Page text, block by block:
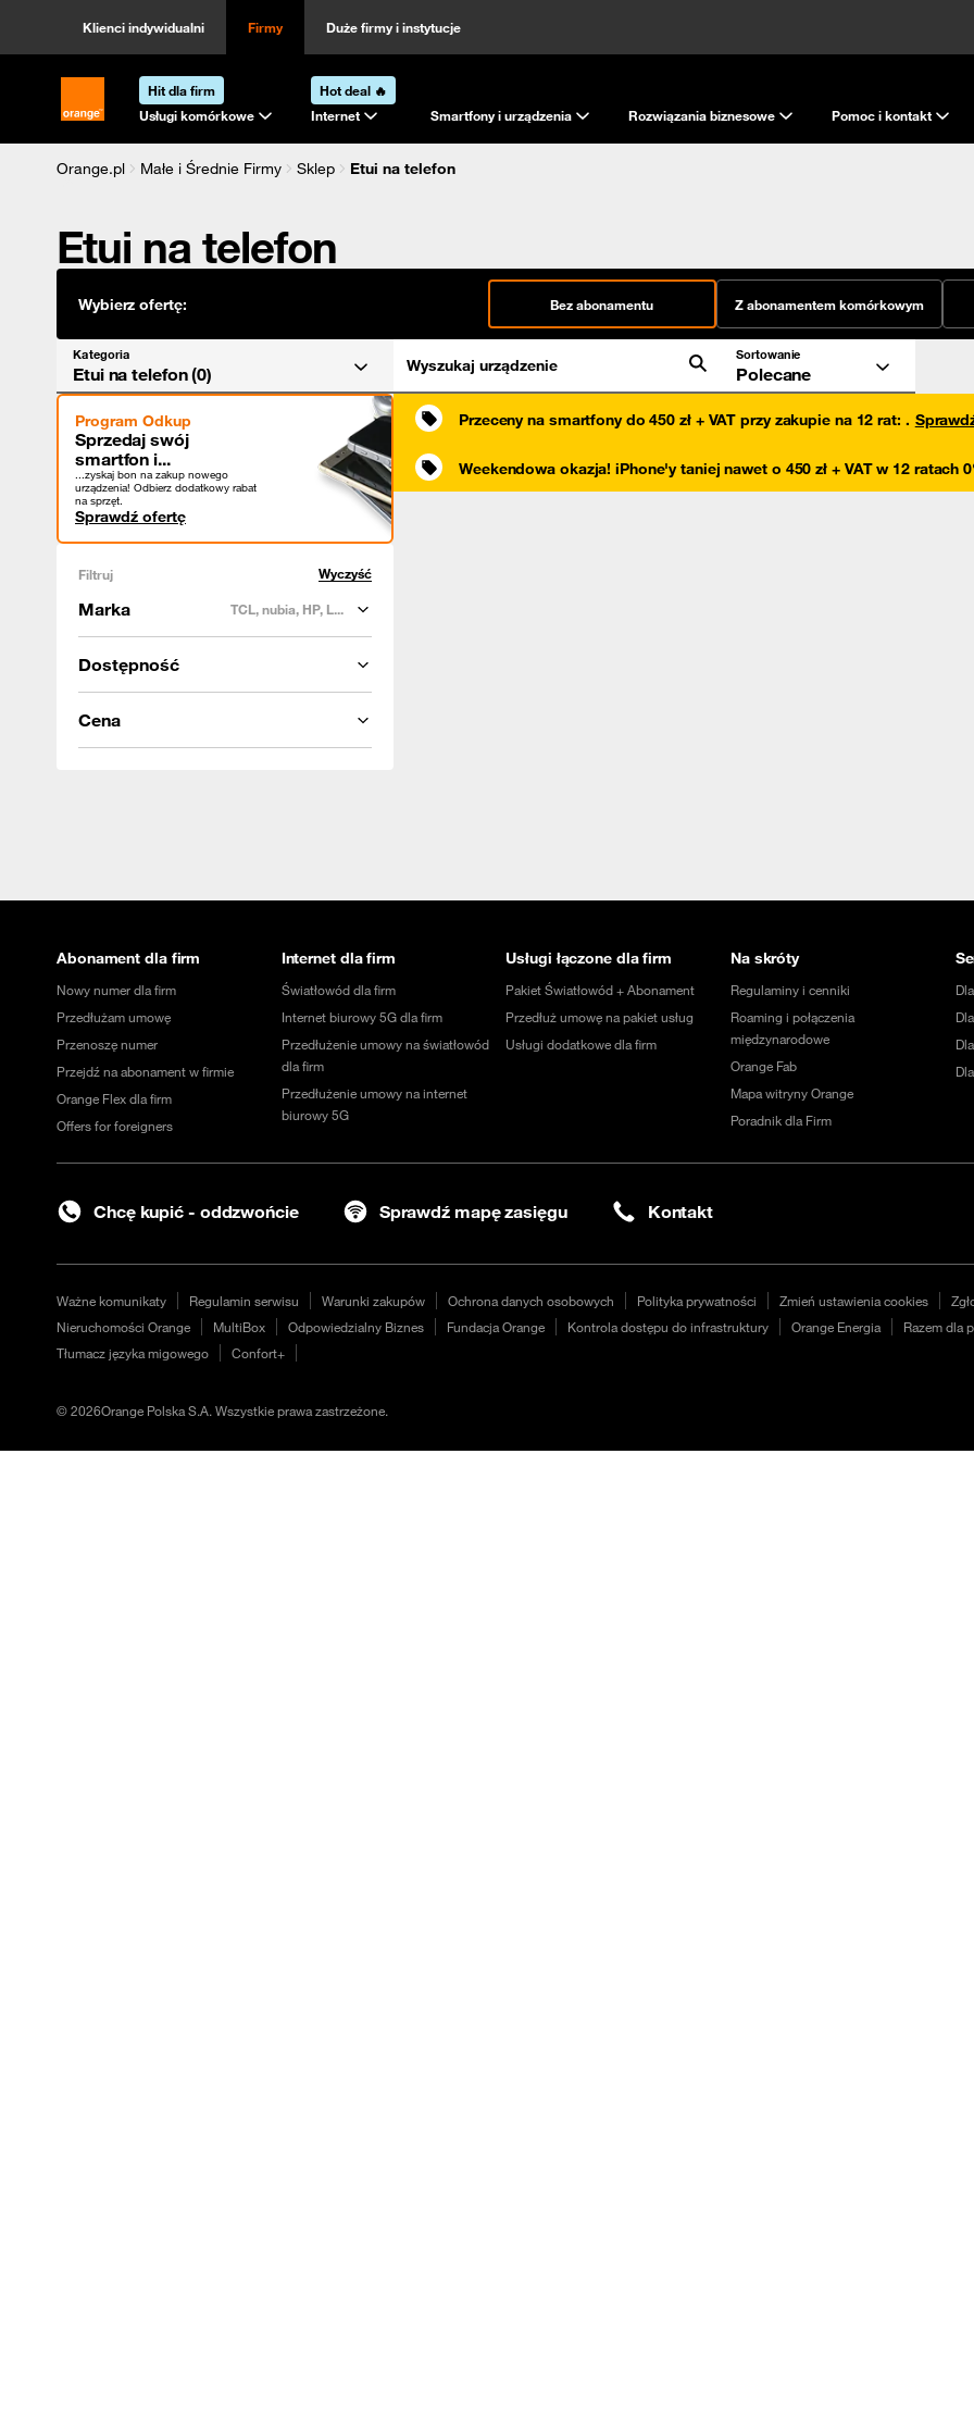
Klienci indywidualni Firmy Duże firmy i instytucje
Strona główna Orange.pl
Hit dla firm
Usługi komórkowe
Hot deal 🔥
Internet
Smartfony i urządzenia Rozwiązania biznesowe Pomoc i kontakt
Orange.pl Małe i Średnie Firmy Sklep
Etui na telefon
Etui na telefon
Wybierz ofertę: Bez abonamentu Z abonamentem komórkowym
Kategoria
Etui na telefon (0) Wyszukaj urządzenie
Sortowanie
Polecane
Program Odkup
Sprzedaj swój
smartfon i...
...zyskaj bon na zakup nowego
urządzenia! Odbierz dodatkowy rabat
na sprzęt.
Sprawdź ofertę
Filtruj Wyczyść
Marka TCL, nubia, HP, L...
Dostępność
Cena
Przeceny na smartfony do 450 zł + VAT przy zakupie na 12 rat: .
Weekendowa okazja! iPhone'y taniej nawet o 450 zł + VAT w 12 ratach
Abonament dla firm
Nowy numer dla firm
Przedłużam umowę
Przenoszę numer
Przejdź na abonament w firmie
Orange Flex dla firm
Offers for foreigners
Internet dla firm
Światłowód dla firm
Internet biurowy 5G dla firm
Przedłużenie umowy na światłowód
dla firm
Przedłużenie umowy na internet
biurowy 5G
Usługi łączone dla firm
Pakiet Światłowód + Abonament
Przedłuż umowę na pakiet usług
Usługi dodatkowe dla firm
Na skróty
Regulaminy i cenniki
Roaming i połączenia
międzynarodowe
Orange Fab
Mapa witryny Orange
Poradnik dla Firm
Chcę kupić - oddzwońcie Sprawdź mapę zasięgu Kontakt
Ważne komunikaty Regulamin serwisu Warunki zakupów Ochrona danych osobowych Polityka prywatności Zmień ustawienia cookies
Nieruchomości Orange
MultiBox Odpowiedzialny Biznes Fundacja Orange Kontrola dostępu do infrastruktury Orange Energia Razem dla
Tłumacz języka migowego
Confort+
©2026Orange Polska S.A. Wszystkie prawa zastrzeżone.